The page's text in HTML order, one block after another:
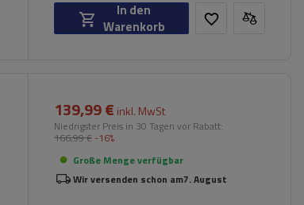
In den
Warenkorb
139,99 € inkl. MwSt
Niedrigster Preis in 30 Tagen vor Rabatt:
166,99 € -16%
Große Menge verfügbar
Wir versenden schon am7. August